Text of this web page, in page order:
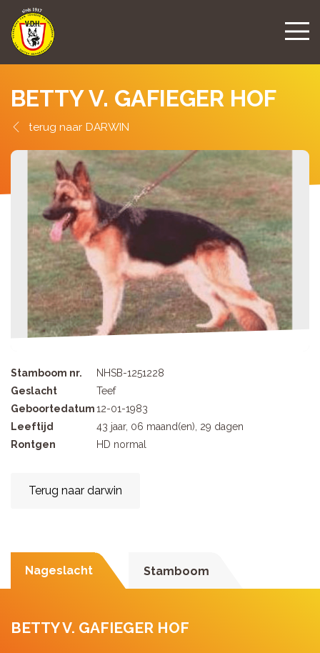
BETTY V. GAFIEGER HOF
DARWIN
Stamboom nr.
NHSB-1251228
Geslacht
Teef
Geboortedatum12-01-1983
Leeftijd
43 jaar, 06 maand(en), 29 dagen
Rontgen
HD normal
Terug naar darwin
Nageslacht Stamboom
BETTY V. GAFIEGER HOF